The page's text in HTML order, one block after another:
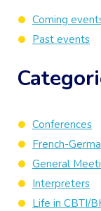
Coming
Past events
Conferences
French-
General
Interpreters
Life in CBTI/